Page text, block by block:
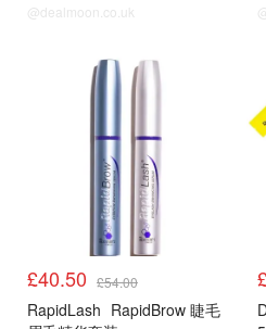
@dealmoon.co.uk
£40.50 £54.00
RapidLash RapidBrow 睫毛